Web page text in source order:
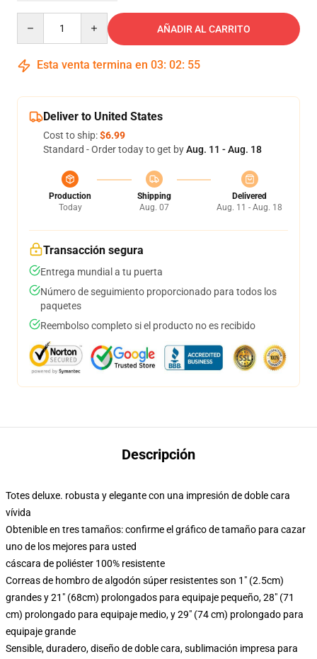
AÑADIR AL CARRITO
Esta venta termina en 03: 02: 54
Deliver to United States
Cost to ship:$6.99
Standard - Order today to get byAug. 11 - Aug. 18
Production
Today
Shipping
Aug. 07
Delivered
Aug. 11 - Aug. 18
Transacción segura
Entrega mundial a tu puerta
Número de seguimiento proporcionado para todos los
paquetes
Reembolso completo si el producto no es recibido
Descripción
Totes deluxe. robusta y elegante con una impresión de doble cara
vívida
Obtenible en tres tamaños: confirme el gráfico de tamaño para cazar
uno de los mejores para usted
cáscara de poliéster 100% resistente
Correas de hombro de algodón súper resistentes son 1" (2.5cm)
grandes y 21" (68cm) prolongados para equipaje pequeño, 28" (71
cm) prolongado para equipaje medio, y 29" (74 cm) prolongado para
equipaje grande
Sensible, duradero, diseño de doble cara, sublimación impresa para